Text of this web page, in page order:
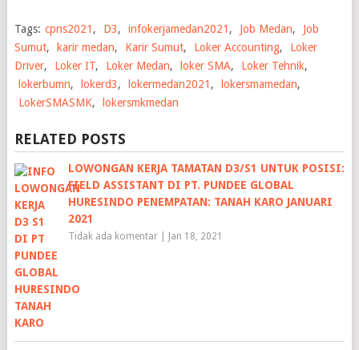
Tags: cpns2021 , D3, infokerjamedan2021 , Job Medan,
Job
Sumut, karir medan, Karir Sumut, Loker Accounting,
Loker
Driver, Loker IT, Loker Medan, loker SMA, Loker Tehnik,
lokerbumn, lokerd3, lokermedan2021 , lokersmamedan,
LokerSMASMK, lokersmkmedan
RELATED POSTS
LOWONGAN KERJA TAMATAN D3/S1 UNTUK POSISI:
FIELD ASSISTANT DI PT. PUNDEE GLOBAL
HURESINDO PENEMPATAN: TANAH KARO JANUARI
2021
Tidak ada komentar| Jan 18, 2021